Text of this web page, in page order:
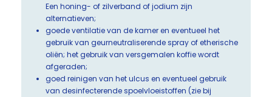
Een honing- of zilverband of jodium zijn
alternatieven;
goede ventilatie van de kamer en eventueel het
gebruik van geurneutraliserende spray of etherische
oliën; het gebruik van versgemalen koffie wordt
afgeraden;
goed reinigen van het ulcus en eventueel gebruik
van desinfecterende spoelvloeistoffen (zie bij